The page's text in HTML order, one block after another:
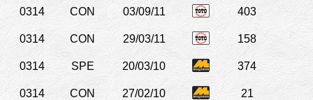
0314 CON 03/09/11 403
0314 CON 29/03/11 158
0314 SPE 20/03/10 374
0314 CON 27/02/10 21